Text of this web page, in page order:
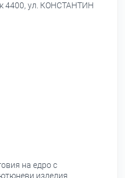
4400, ул. КОНСТАНТИН
на едро с
изделия